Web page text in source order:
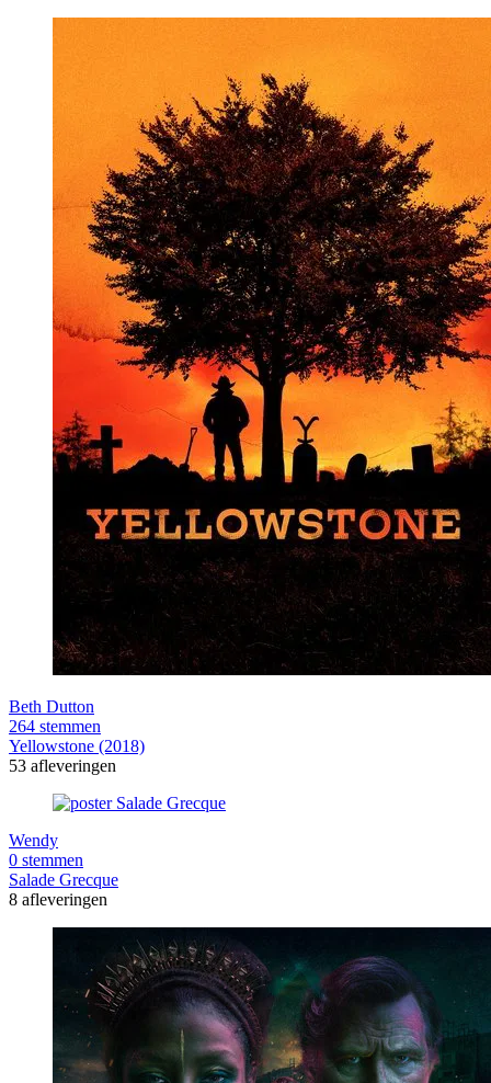
Beth Dutton
264 stemmen
Yellowstone (2018)
53 afleveringen
Wendy
0 stemmen
Salade Grecque
8 afleveringen